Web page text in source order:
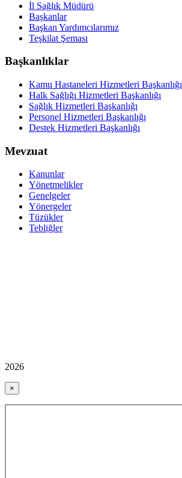
İl Sağlık Müdürü
Başkanlar
Başkan Yardımcılarımız
Teşkilat Şeması
Başkanlıklar
Kamu Hastaneleri Hizmetleri Başkanlığı
Halk Sağlığı Hizmetleri Başkanlığı
Sağlık Hizmetleri Başkanlığı
Personel Hizmetleri Başkanlığı
Destek Hizmetleri Başkanlığı
Mevzuat
Kanunlar
Yönetmelikler
Genelgeler
Yönergeler
Tüzükler
Tebliğler
2026
×